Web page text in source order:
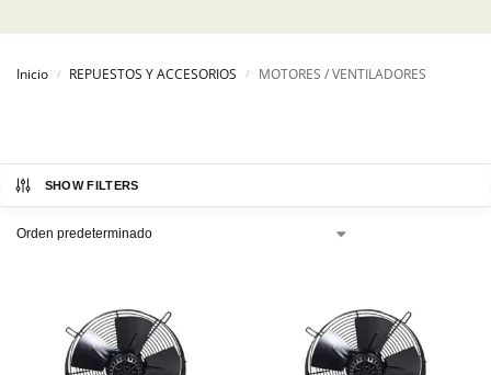
Inicio / REPUESTOS Y ACCESORIOS / MOTORES / VENTILADORES
SHOW FILTERS